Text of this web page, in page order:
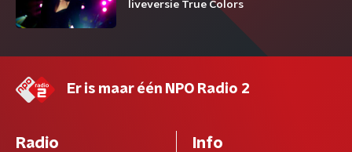
liveversie True Colors
Er is maar één NPO Radio 2
Radio Info